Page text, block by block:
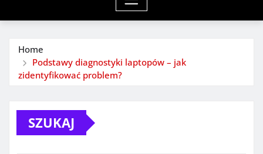
Home
Podstawy diagnostyki laptopów – jak
zidentyfikować problem?
SZUKAJ